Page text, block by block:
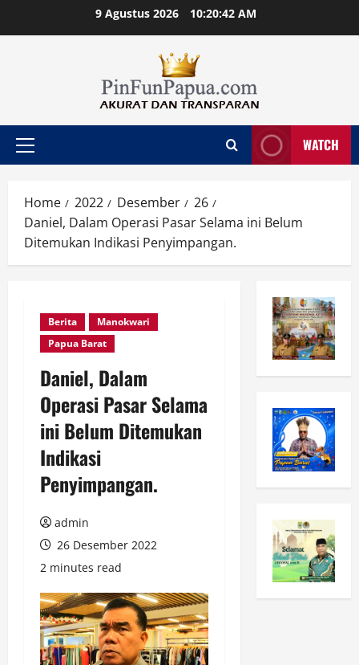
9 Agustus 2026 10:20:43 AM
Primary
WATCH
Home 2022 Desember
26
Daniel, Dalam Operasi Pasar Selama ini Belum
Ditemukan Indikasi Penyimpangan.
Berita
Manokwari
Papua Barat
Daniel, Dalam
Operasi Pasar Selama
ini Belum Ditemukan
Indikasi
Penyimpangan.
admin
26 Desember 2022
2 minutes read